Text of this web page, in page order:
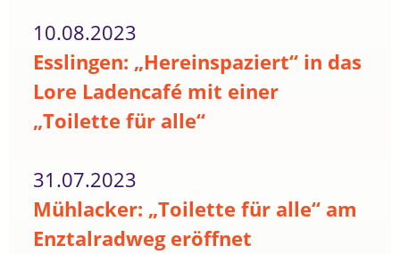
10.08.2023
Esslingen: „Hereinspaziert“ in das
Lore Ladencafé mit einer
„Toilette für alle“
31.07.2023
Mühlacker: „Toilette für alle“ am
Enztalradweg eröffnet